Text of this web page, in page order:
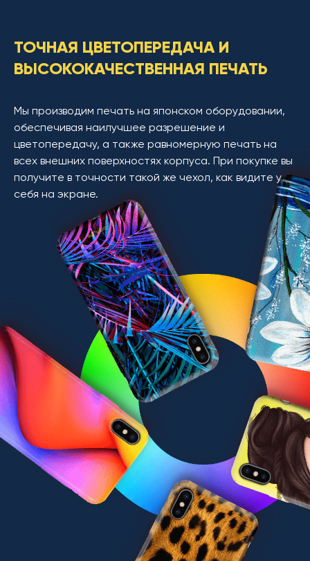
ТОЧНАЯ ЦВЕТОПЕРЕДАЧА И
ВЫСОКОКАЧЕСТВЕННАЯ ПЕЧАТЬ
Мы производим печать на японском оборудовании,
обеспечивая наилучшее разрешение и
цветопередачу, а также равномерную печать на
всех внешних поверхностях корпуса. При покупке вы
получите в точности такой же чехол, как видите у
себя на экране.